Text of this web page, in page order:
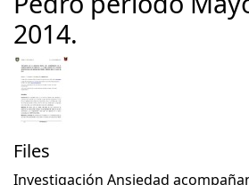
2014.
Files
Investigación Ansiedad